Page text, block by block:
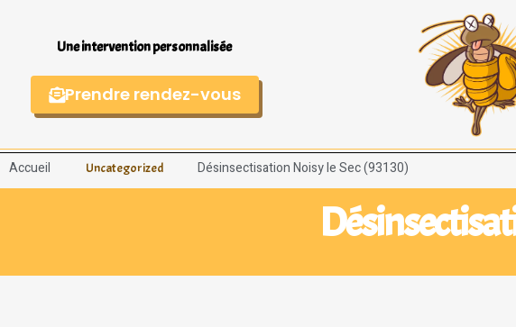
Une intervention personnalisée
Prendre rendez-vous
Accueil Uncategorized Désinsectisation Noisy le Sec (93130)